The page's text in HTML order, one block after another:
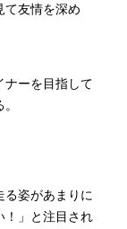
て友情を深め
ナーを目指して
姿があまりに
！」と注目され